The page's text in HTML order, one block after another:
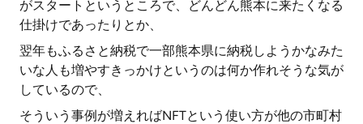
がスタートというところで、どんどん熊本に来たくなる
仕掛けであったりとか、
翌年もふるさと納税で一部熊本県に納税しようかなみた
いな人も増やすきっかけというのは何か作れそうな気が
しているので、
そういう事例が増えればNFTという使い方が他の市町村